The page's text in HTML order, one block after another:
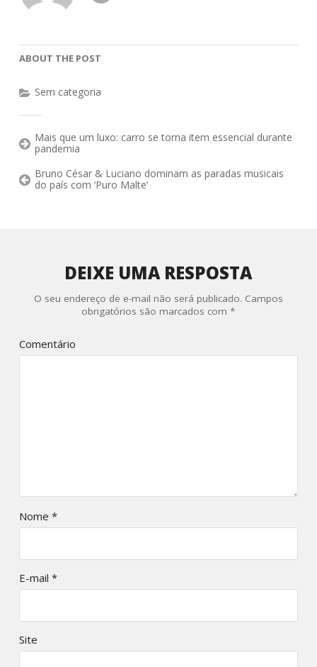
ABOUT THE POST
Sem categoria
Mais que um luxo: carro se torna item essencial durante
pandemia
Bruno César & Luciano dominam as paradas musicais
do país com ‘Puro Malte’
DEIXE UMA RESPOSTA
O seu endereço de e-mail não será publicado. Campos
obrigatórios são marcados com*
Comentário
Nome *
E-mail *
Site